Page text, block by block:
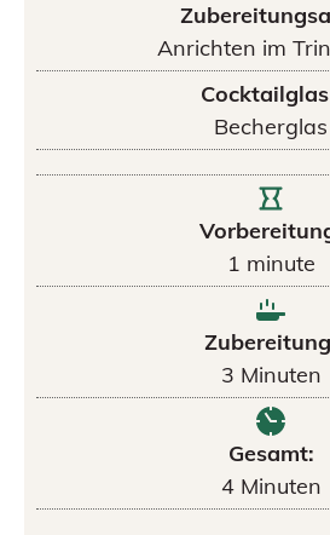
Anrichten im
Becherglas
1 minute
3 Minuten
Gesamt:
4 Minuten